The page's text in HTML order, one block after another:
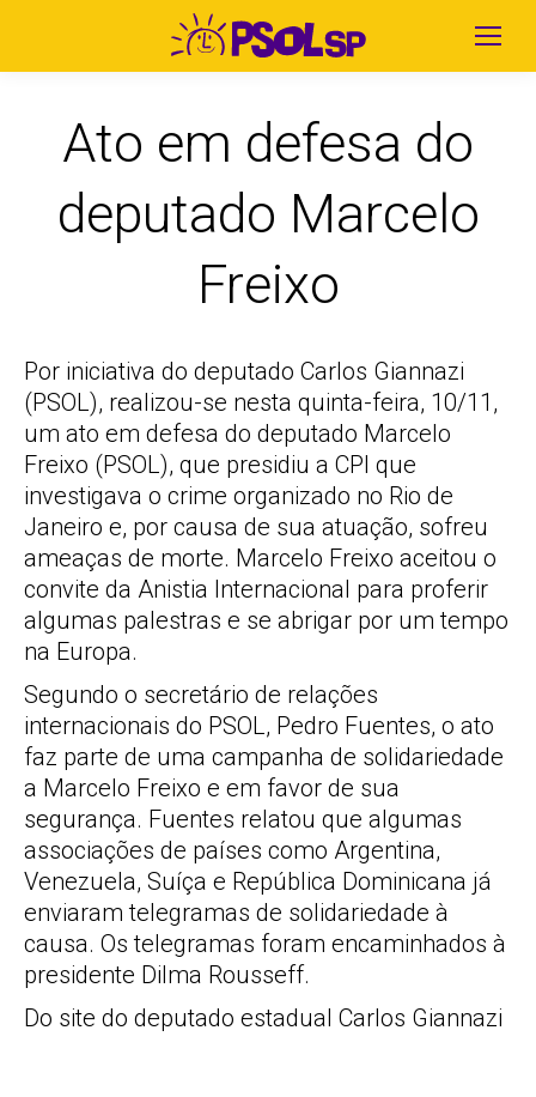
Ato em defesa do
deputado Marcelo
Freixo
Por iniciativa do deputado Carlos Giannazi
(PSOL), realizou-se nesta quinta-feira, 10/11,
um ato em defesa do deputado Marcelo
Freixo (PSOL), que presidiu a CPI que
investigava o crime organizado no Rio de
Janeiro e, por causa de sua atuação, sofreu
ameaças de morte. Marcelo Freixo aceitou o
convite da Anistia Internacional para proferir
algumas palestras e se abrigar por um tempo
na Europa.
Segundo o secretário de relações
internacionais do PSOL, Pedro Fuentes, o ato
faz parte de uma campanha de solidariedade
a Marcelo Freixo e em favor de sua
segurança. Fuentes relatou que algumas
associações de países como Argentina,
Venezuela, Suíça e República Dominicana já
enviaram telegramas de solidariedade à
causa. Os telegramas foram encaminhados à
presidente Dilma Rousseff.
Do site do deputado estadual Carlos Giannazi